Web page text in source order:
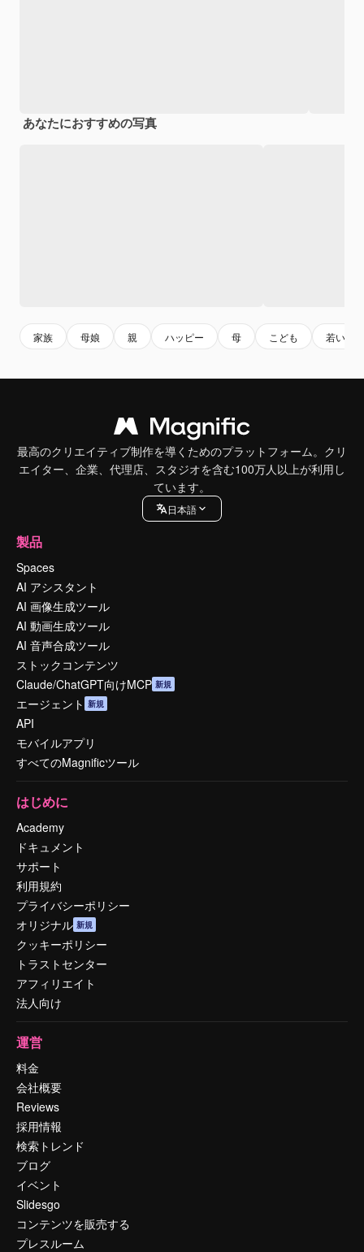
あなたにおすすめの写真
家族 母娘 親 ハッピー 母 こども 若い
最高のクリエイティブ制作を導くためのプラットフォーム。クリ
エイター、企業、代理店、スタジオを含む100万人以上が利用し
ています。
日本語
製品
Spaces
AI アシスタント
AI 画像生成ツール
AI 動画生成ツール
AI 音声合成ツール
ストックコンテンツ
Claude/ChatGPT向けMCP 新規
エージェント 新規
API
モバイルアプリ
すべてのMagnificツール
はじめに
Academy
ドキュメント
サポート
利用規約
プライバシーポリシー
オリジナル 新規
クッキーポリシー
トラストセンター
アフィリエイト
法人向け
運営
料金
会社概要
Reviews
採用情報
検索トレンド
ブログ
イベント
Slidesgo
コンテンツを販売する
プレスルーム